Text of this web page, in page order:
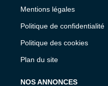
Mentions légales
Politique de confidentialité
Politique des cookies
Plan du site
NOS ANNONCES